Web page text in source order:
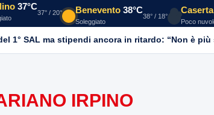
37°C
37° / 20° Benevento 38°C
Soleggiato
38° / 18°
Caserta
Poco
1° SAL ma stipendi ancora in ritardo: “Non è più
IRPINO